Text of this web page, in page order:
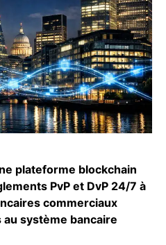
plateforme blockchain
PvP et DvP 24/7 à
commerciaux
système bancaire